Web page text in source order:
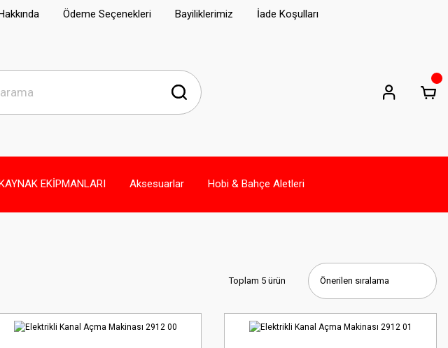
Ödeme Seçenekleri Bayiliklerimiz İade Koşulları
KAYNAK EKİPMANLARI Aksesuarlar Hobi & Bahçe Aletleri
Toplam 5 ürün